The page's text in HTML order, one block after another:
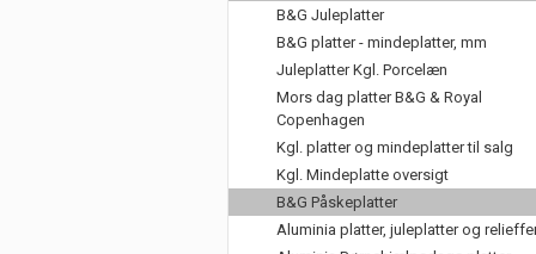
B&G Juleplatter
B&G platter - mindeplatter, mm
Juleplatter Kgl. Porcelæn
Mors dag platter B&G & Royal
Copenhagen
Kgl. platter og mindeplatter til salg
Kgl. Mindeplatte oversigt
B&G Påskeplatter
Aluminia platter, juleplatter og